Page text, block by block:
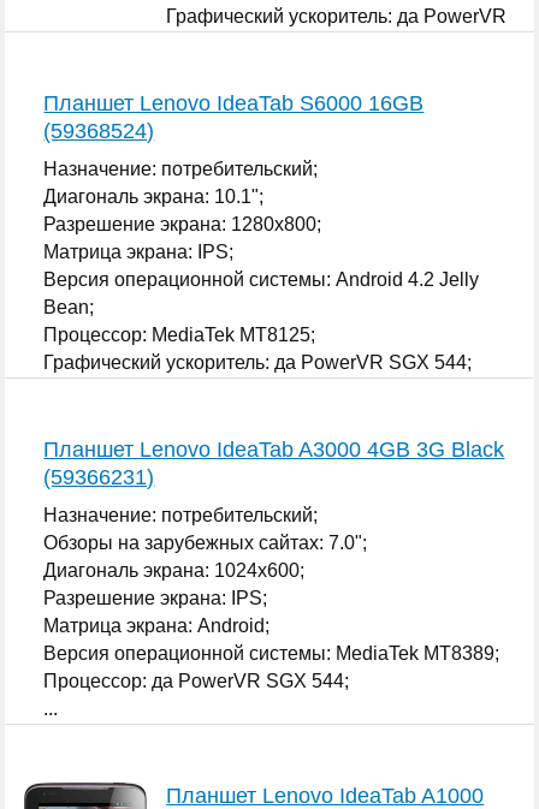
Графический ускоритель: да PowerVR
Планшет Lenovo IdeaTab S6000 16GB
(59368524)
Назначение: потребительский;
Диагональ экрана: 10.1";
Разрешение экрана: 1280x800;
Матрица экрана: IPS;
Версия операционной системы: Android 4.2 Jelly
Bean;
Процессор: MediaTek MT8125;
Графический ускоритель: да PowerVR SGX 544;
Планшет Lenovo IdeaTab A3000 4GB 3G Black
(59366231)
Назначение: потребительский;
Обзоры на зарубежных сайтах: 7.0";
Диагональ экрана: 1024x600;
Разрешение экрана: IPS;
Матрица экрана: Android;
Версия операционной системы: MediaTek MT8389;
Процессор: да PowerVR SGX 544;
...
Планшет Lenovo IdeaTab A1000